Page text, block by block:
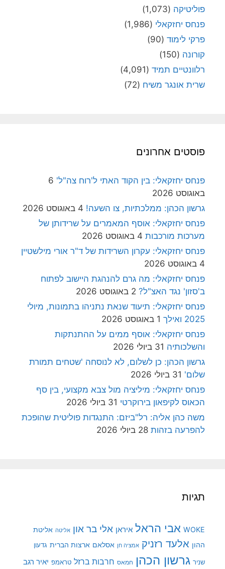
פוליטיקה (1,073)
פנחס יחזקאלי (1,986)
פרקי לימוד (90)
קורונה (150)
רלוונטיים תמיד (4,091)
שרית אונגר משיח (72)
פוסטים אחרונים
פנחס יחזקאלי: בין הקוד האתי ל'רוח צה"ל' 6
באוגוסט 2026
גרשון הכהן: ממלכתיות, צו השעה! 4 באוגוסט 2026
פנחס יחזקאלי: אוסף המאמרים על שרידותן של
מערכות מורכבות 4 באוגוסט 2026
פנחס יחזקאלי: עקרון השרידות של ד"ר אורי מילשטיין
4 באוגוסט 2026
פנחס יחזקאלי: מה גרם להנהגת היישוב לפתוח
ב'סזון' נגד האצ"ל? 2 באוגוסט 2026
פנחס יחזקאלי: תיעוד שנאת נתניהו בתמונות, מיולי
2025 ואילך
1 באוגוסט 2026
פנחס יחזקאלי: אוסף ממים על ההתנתקות
והשלכותיה 31 ביולי 2026
גרשון הכהן: כן לשלום, לא לנוסחה 'שטחים תמורת
שלום' 31 ביולי 2026
פנחס יחזקאלי: מיליציה מול צבא מקצועי, בין סף
הכאוס לקיפאון בירוקרטי 31 ביולי 2026
משה כהן אליה: רל"ביזם: התנגדות פוליטית שהופכת
להפרעה בזהות 28 ביולי 2026
תגיות
WOKE אבי הראל איראן אלי בר און אליטה אליטת
ההון אלעד רזניק אמציה חן אסלאם ארצות הברית גדעון
שניר גרשון הכהן חמאס חרבות ברזל טראמפ יאיר רגב